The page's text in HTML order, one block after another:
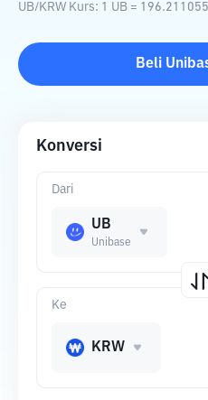
UB/KRW Kurs: 1 UB =
Beli
Konversi
Dari
UB
Unibase
Ke
KRW